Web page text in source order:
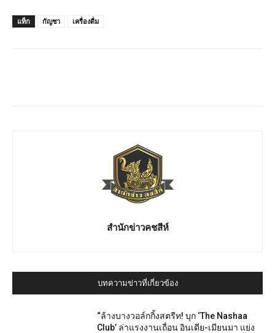
แท็ก กัญชา เครื่องดื่ม
สำนักข่าวคชสีห์
บทความข่าวที่เกี่ยวข้อง
“ล้างบางวอล์กกิ้งสตรีท! บุก ‘The Nashaa
Club’ ล่าแรงงานเถื่อน อินเดีย-เมียนมา แย่ง